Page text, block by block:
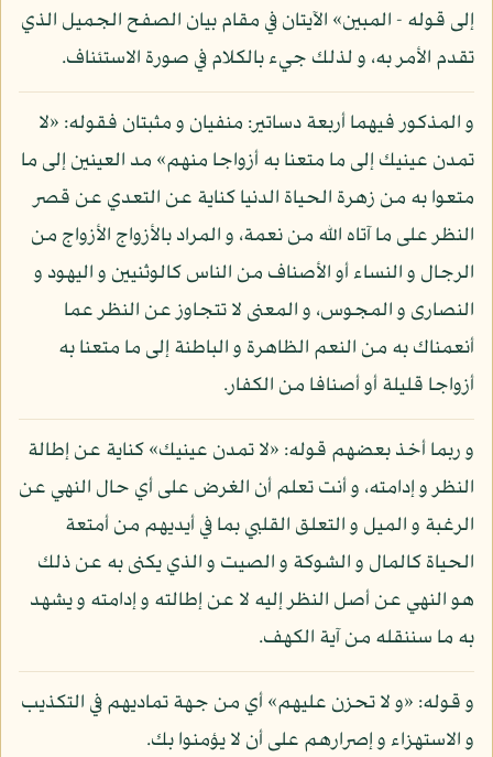
إلى قوله - المبين» الآيتان في مقام بيان الصفح الجميل الذي
تقدم الأمر به، و لذلك جيء بالكلام في صورة الاستئناف.
و المذكور فيهما أربعة دساتير: منفيان و مثبتان فقوله: «لا
تمدن عينيك إلى ما متعنا به أزواجا منهم» مد العينين إلى ما
متعوا به من زهرة الحياة الدنيا كناية عن التعدي عن قصر
النظر على ما آتاه الله من نعمة، و المراد بالأزواج الأزواج من
الرجال و النساء أو الأصناف من الناس كالوثنيين و اليهود و
النصارى و المجوس، و المعنى لا تتجاوز عن النظر عما
أنعمناك به من النعم الظاهرة و الباطنة إلى ما متعنا به
أزواجا قليلة أو أصنافا من الكفار.
و ربما أخذ بعضهم قوله: «لا تمدن عينيك» كناية عن إطالة
النظر و إدامته، و أنت تعلم أن الغرض على أي حال النهي عن
الرغبة و الميل و التعلق القلبي بما في أيديهم من أمتعة
الحياة كالمال و الشوكة و الصيت و الذي يكنى به عن ذلك
هو النهي عن أصل النظر إليه لا عن إطالته و إدامته و يشهد
به ما سننقله من آية الكهف.
و قوله: «و لا تحزن عليهم» أي من جهة تماديهم في التكذيب
و الاستهزاء و إصرارهم على أن لا يؤمنوا بك.